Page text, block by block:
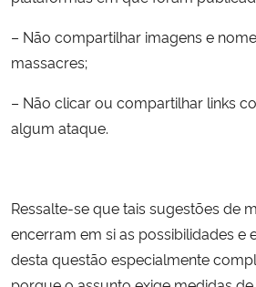
– Não compartilhar imagens e
massacres;
– Não clicar ou compartilhar links
algum ataque.
Ressalte-se que tais sugestões de
encerram em si as possibilidades e
desta questão especialmente